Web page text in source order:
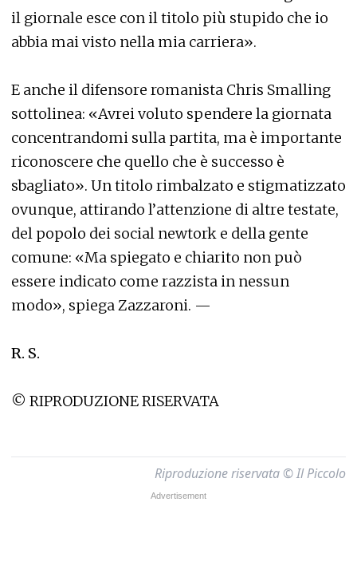
il giornale esce con il titolo più stupido che io
abbia mai visto nella mia carriera».
E anche il difensore romanista Chris Smalling
sottolinea: «Avrei voluto spendere la giornata
concentrandomi sulla partita, ma è importante
riconoscere che quello che è successo è
sbagliato». Un titolo rimbalzato e stigmatizzato
ovunque, attirando l’attenzione di altre testate,
del popolo dei social newtork e della gente
comune: «Ma spiegato e chiarito non può
essere indicato come razzista in nessun
modo», spiega Zazzaroni. —
R. S.
© RIPRODUZIONE RISERVATA
Riproduzione riservata © Il Piccolo